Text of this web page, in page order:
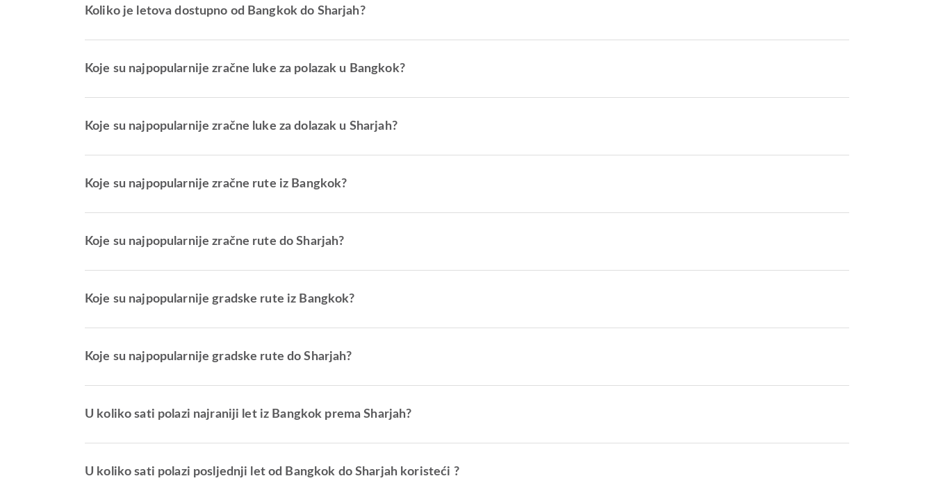
Koliko je letova dostupno od Bangkok do Sharjah?
Koje su najpopularnije zračne luke za polazak u Bangkok?
Koje su najpopularnije zračne luke za dolazak u Sharjah?
Koje su najpopularnije zračne rute iz Bangkok?
Koje su najpopularnije zračne rute do Sharjah?
Koje su najpopularnije gradske rute iz Bangkok?
Koje su najpopularnije gradske rute do Sharjah?
U koliko sati polazi najraniji let iz Bangkok prema Sharjah?
U koliko sati polazi posljednji let od Bangkok do Sharjah koristeći ?